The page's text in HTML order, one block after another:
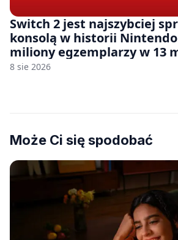
Switch 2 jest najszybciej
konsolą w historii
miliony egzemplarzy w 13
8 sie 2026
Może Ci się spodobać